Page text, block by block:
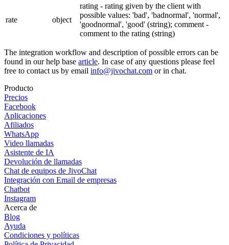
rate object
rating - rating given by the client with
possible values: 'bad', 'badnormal', 'normal',
'goodnormal', 'good' (string); comment -
comment to the rating (string)
The integration workflow and description of possible errors can be
found in our help base article. In case of any questions please feel
free to contact us by email info@jivochat.com or in chat.
Producto
Precios
Facebook
Aplicaciones
Afiliados
WhatsApp
Video llamadas
Asistente de IA
Devolución de llamadas
Chat de equipos de JivoChat
Integración con Email de empresas
Chatbot
Instagram
Acerca de
Blog
Ayuda
Condiciones y políticas